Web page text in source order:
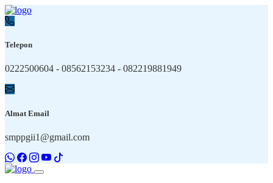
Telepon
0222500604 - 08562153234 - 082219881949
Almat Email
smppgii1@gmail.com